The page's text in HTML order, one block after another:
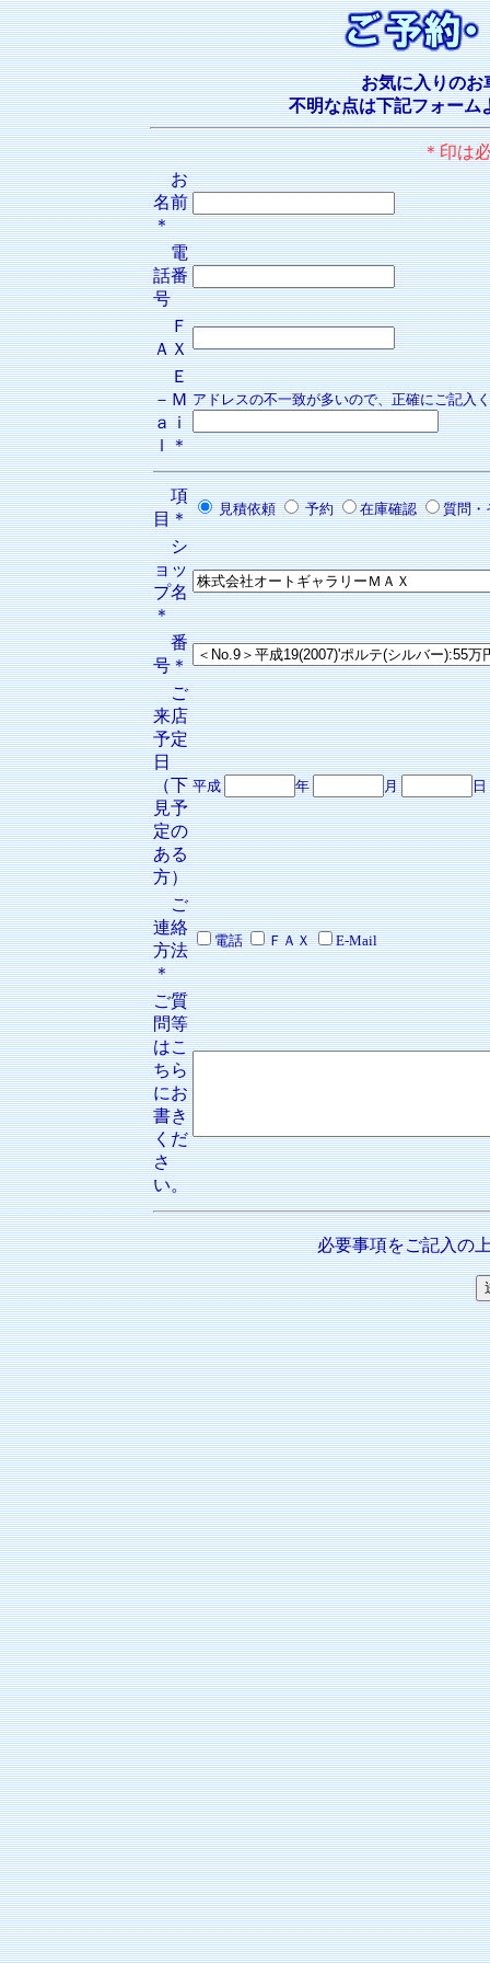
お気に入りのお
不明な点は下記フォー
＊印は
お
名前
＊
電
話番
号
Ｆ
ＡＸ
Ｅ
－Ｍ
ａｉ
ｌ＊
アドレスの不一致が多いので、正確にご記入
項
目＊
見積依頼 予約 在庫確認 質問・
シ
ョッ
プ名
＊
番
号＊
ご
来店
予定
日
（下
見予
定の
ある
方）
平成 年 月 日
ご
連絡
方法
＊
電話 ＦＡＸ E-Mail
ご質
問等
はこ
ちら
にお
書き
くだ
さ
い。
必要事項をご記入の